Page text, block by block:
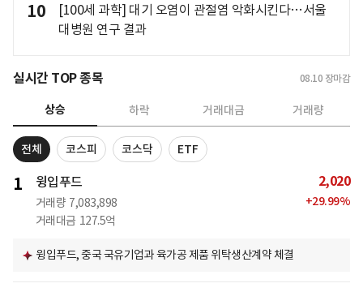
10
[100세 과학] 대기 오염이 관절염 악화시킨다…서울
대병원 연구 결과
실시간 TOP 종목 08.10 장마감
상승 하락 거래대금 거래량
전체 코스피 코스닥 ETF
1 윙입푸드
거래량 7,083,898
거래대금 127.5억
2,020
+29.99%
윙입푸드, 중국 국유기업과 육가공 제품 위탁생산계약 체결